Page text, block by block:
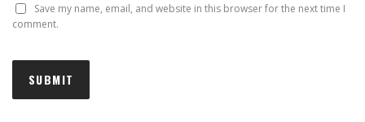
Save my name, email, and website in this browser for the next time I
comment.